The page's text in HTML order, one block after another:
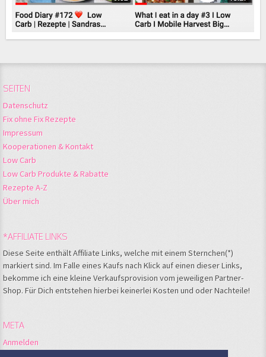
SEITEN
Datenschutz
Fix ohne Fix Rezepte
Impressum
Kooperationen & Kontakt
Low Carb
Low Carb Produkte & Rabatte
Rezepte A-Z
Über mich
*AFFILIATE LINKS
Diese Seite enthält Affiliate Links, welche mit einem Sternchen(*)
markiert sind. Im Falle eines Kaufs nach Klick auf einen dieser Links,
bekomme ich eine kleine Verkaufsprovision vom jeweiligen Partner-
Shop. Für Dich entstehen hierbei keinerlei Kosten und oder Nachteile!
META
Anmelden